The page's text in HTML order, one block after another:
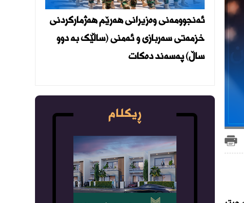
ئەنجوومەنی وەزیرانی هەرێم هەژمارکردنی
خزمەتی سەربازی و ئەمنی (ساڵێک بە دوو
ساڵ) پەسەند دەکات
ڕیکلام